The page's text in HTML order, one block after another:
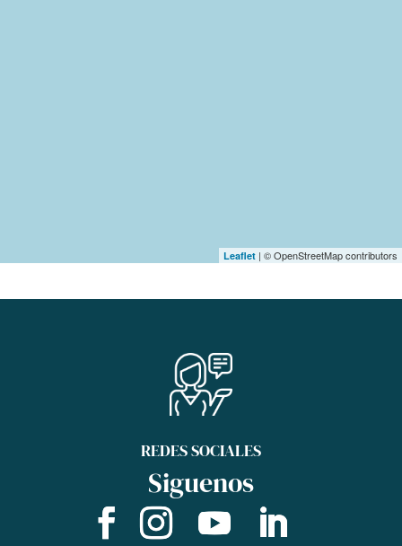
Leaflet | © OpenStreetMap contributors
REDES SOCIALES
Siguenos